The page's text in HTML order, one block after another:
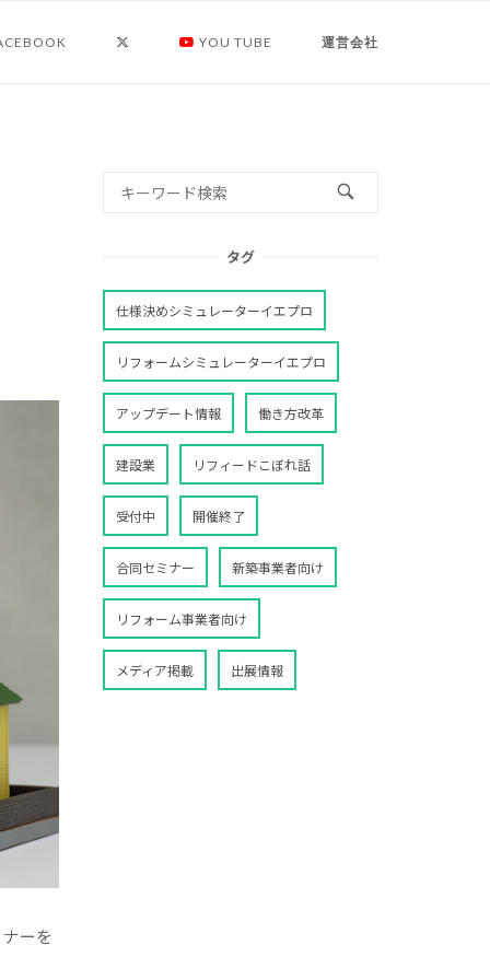
YOU TUBE 運営会社
ーを
タグ
仕様決めシミュレーターイエプロ
リフォームシミュレーターイエプロ
アップデート情報 働き方改革
建設業 リフィードこぼれ話
受付中 開催終了
合同セミナー 新築事業者向け
リフォーム事業者向け
メディア掲載 出展情報